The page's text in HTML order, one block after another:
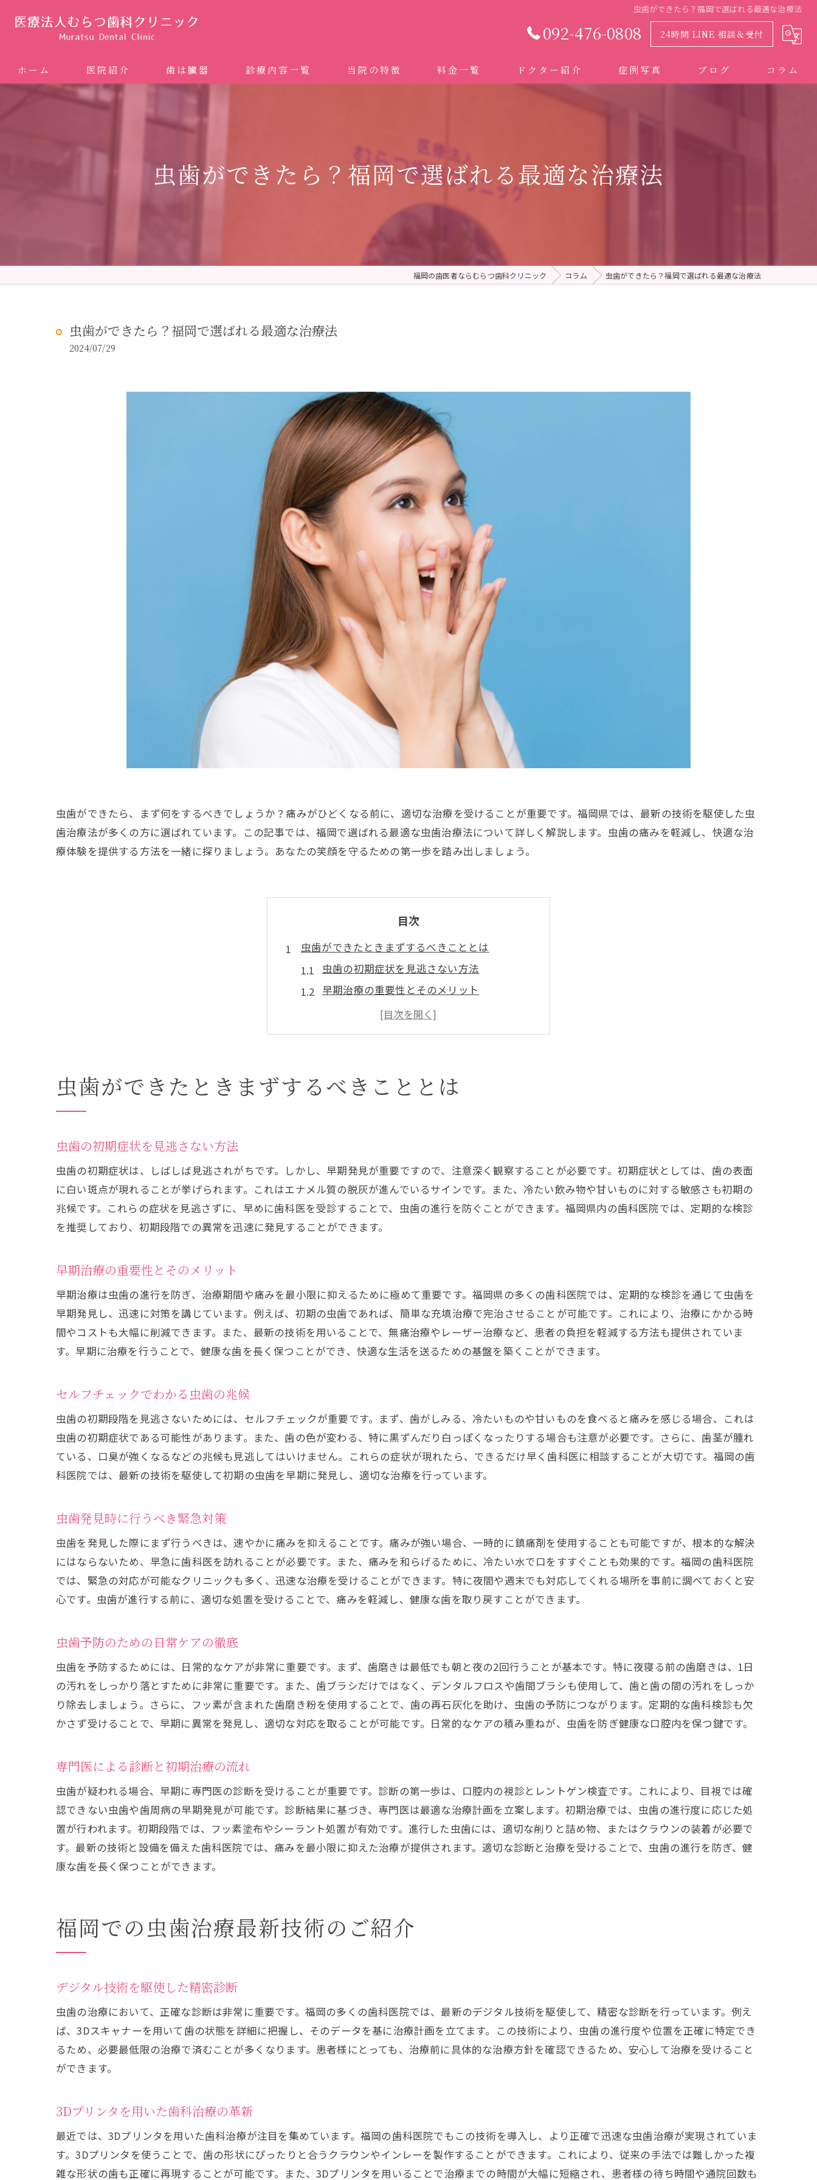
虫歯ができたら？福岡で選ばれる最適な治療法
092-476-0808 24時間 LINE 相談＆受付
ホーム 医院紹介 歯は臓器 診療内容一覧
矯正歯科 (インビザライン、マウスピース矯正）
ホワイトニング
予防歯科 (メンテナンス)
当院の特徴
ドクターむらつのワンライン歯臓ブラシ
料金一覧 ドクター紹介 症例写真 ブログ コラム
虫歯ができたら？福岡で選ばれる最適な治療法
福岡の歯医者ならむらつ歯科クリニック コラム 虫歯ができたら？福岡で選ばれる最適な治療法
虫歯ができたら？福岡で選ばれる最適な治療法
2024/07/29
虫歯ができたら、まず何をするべきでしょうか？痛みがひどくなる前に、適切な治療を受けることが重要です。福岡県では、最新の技術を駆使した虫
歯治療法が多くの方に選ばれています。この記事では、福岡で選ばれる最適な虫歯治療法について詳しく解説します。虫歯の痛みを軽減し、快適な治
療体験を提供する方法を一緒に探りましょう。あなたの笑顔を守るための第一歩を踏み出しましょう。
目次
虫歯ができたときまずするべきこととは
虫歯の初期症状を見逃さない方法
早期治療の重要性とそのメリット
セルフチェックでわかる虫歯の兆候
虫歯発見時に行うべき緊急対策
専門医による診断と初期治療の流れ
福岡での虫歯治療最新技術のご紹介
最新の虫歯治療法：エアーブレーシング
福岡の歯科医院の新しい取り組み
高度な技術を持つ福岡の専門チーム
無痛治療を目指す最新のアプローチ
痛みを感じさせない虫歯治療の実際
セデーションを用いたリラックス治療
患者の不安を軽減するカウンセリング
レーザー治療の基本とその仕組み
出血を抑えた治療の利点
治癒を早めるレーザー技術
感染リスクを減少させる治療法
セラミックインレーとクラウンによる自然な治療
セラミックの特性とメリット
クラウン治療のステップバイステップガイド
自然な見た目と耐久性の両立
福岡の歯科医院での実施例
福岡の歯科医師が行う最新の虫歯治療研修
研修の内容とその意義
臨床実習で磨かれるスキル
早期治療で痛みを軽減する福岡の虫歯治療
痛みを感じる前に行うべき対策
患者のニーズに応じた治療法の選択
口コミで評判の高い治療法とは
最新技術を駆使した治療法の比較
記事監修 村津大地
記事監修 三嶋一平
虫歯ができたときまずするべきこととは
虫歯の初期症状を見逃さない方法
虫歯の初期症状は、しばしば見逃されがちです。しかし、早期発見が重要ですので、注意深く観察することが必要です。初期症状としては、歯の表面
に白い斑点が現れることが挙げられます。これはエナメル質の脱灰が進んでいるサインです。また、冷たい飲み物や甘いものに対する敏感さも初期の
兆候です。これらの症状を見逃さずに、早めに歯科医を受診することで、虫歯の進行を防ぐことができます。福岡県内の歯科医院では、定期的な検診
を推奨しており、初期段階での異常を迅速に発見することができます。
早期治療の重要性とそのメリット
早期治療は虫歯の進行を防ぎ、治療期間や痛みを最小限に抑えるために極めて重要です。福岡県の多くの歯科医院では、定期的な検診を通じて虫歯を
早期発見し、迅速に対策を講じています。例えば、初期の虫歯であれば、簡単な充填治療で完治させることが可能です。これにより、治療にかかる時
間やコストも大幅に削減できます。また、最新の技術を用いることで、無痛治療やレーザー治療など、患者の負担を軽減する方法も提供されていま
す。早期に治療を行うことで、健康な歯を長く保つことができ、快適な生活を送るための基盤を築くことができます。
セルフチェックでわかる虫歯の兆候
虫歯の初期段階を見逃さないためには、セルフチェックが重要です。まず、歯がしみる、冷たいものや甘いものを食べると痛みを感じる場合、これは
虫歯の初期症状である可能性があります。また、歯の色が変わる、特に黒ずんだり白っぽくなったりする場合も注意が必要です。さらに、歯茎が腫れ
ている、口臭が強くなるなどの兆候も見逃してはいけません。これらの症状が現れたら、できるだけ早く歯科医に相談することが大切です。福岡の歯
科医院では、最新の技術を駆使して初期の虫歯を早期に発見し、適切な治療を行っています。
虫歯発見時に行うべき緊急対策
虫歯を発見した際にまず行うべきは、速やかに痛みを抑えることです。痛みが強い場合、一時的に鎮痛剤を使用することも可能ですが、根本的な解決
にはならないため、早急に歯科医を訪れることが必要です。また、痛みを和らげるために、冷たい水で口をすすぐことも効果的です。福岡の歯科医院
では、緊急の対応が可能なクリニックも多く、迅速な治療を受けることができます。特に夜間や週末でも対応してくれる場所を事前に調べておくと安
心です。虫歯が進行する前に、適切な処置を受けることで、痛みを軽減し、健康な歯を取り戻すことができます。
虫歯予防のための日常ケアの徹底
虫歯を予防するためには、日常的なケアが非常に重要です。まず、歯磨きは最低でも朝と夜の2回行うことが基本です。特に夜寝る前の歯磨きは、1日
の汚れをしっかり落とすために非常に重要です。また、歯ブラシだけではなく、デンタルフロスや歯間ブラシも使用して、歯と歯の間の汚れをしっか
り除去しましょう。さらに、フッ素が含まれた歯磨き粉を使用することで、歯の再石灰化を助け、虫歯の予防につながります。定期的な歯科検診も欠
かさず受けることで、早期に異常を発見し、適切な対応を取ることが可能です。日常的なケアの積み重ねが、虫歯を防ぎ健康な口腔内を保つ鍵です。
専門医による診断と初期治療の流れ
虫歯が疑われる場合、早期に専門医の診断を受けることが重要です。診断の第一歩は、口腔内の視診とレントゲン検査です。これにより、目視では確
認できない虫歯や歯周病の早期発見が可能です。診断結果に基づき、専門医は最適な治療計画を立案します。初期治療では、虫歯の進行度に応じた処
置が行われます。初期段階では、フッ素塗布やシーラント処置が有効です。進行した虫歯には、適切な削りと詰め物、またはクラウンの装着が必要で
す。最新の技術と設備を備えた歯科医院では、痛みを最小限に抑えた治療が提供されます。適切な診断と治療を受けることで、虫歯の進行を防ぎ、健
康な歯を長く保つことができます。
福岡での虫歯治療最新技術のご紹介
デジタル技術を駆使した精密診断
虫歯の治療において、正確な診断は非常に重要です。福岡の多くの歯科医院では、最新のデジタル技術を駆使して、精密な診断を行っています。例え
ば、3Dスキャナーを用いて歯の状態を詳細に把握し、そのデータを基に治療計画を立てます。この技術により、虫歯の進行度や位置を正確に特定でき
るため、必要最低限の治療で済むことが多くなります。患者様にとっても、治療前に具体的な治療方針を確認できるため、安心して治療を受けること
ができます。
3Dプリンタを用いた歯科治療の革新
最近では、3Dプリンタを用いた歯科治療が注目を集めています。福岡の歯科医院でもこの技術を導入し、より正確で迅速な虫歯治療が実現されていま
す。3Dプリンタを使うことで、歯の形状にぴったりと合うクラウンやインレーを製作することができます。これにより、従来の手法では難しかった複
雑な形状の歯も正確に再現することが可能です。また、3Dプリンタを用いることで治療までの時間が大幅に短縮され、患者様の待ち時間や通院回数も